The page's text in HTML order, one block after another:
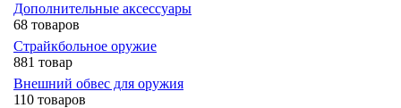
Дополнительные аксессуары
68 товаров
Страйкбольное оружие
881 товар
Внешний обвес для оружия
110 товаров